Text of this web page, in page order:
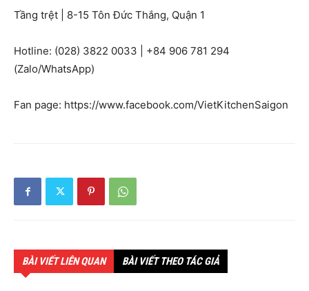
Tầng trệt | 8-15 Tôn Đức Thắng, Quận 1
Hotline: (028) 3822 0033 | +84 906 781 294
(Zalo/WhatsApp)
Fan page: https://www.facebook.com/VietKitchenSaigon
BÀI VIẾT LIÊN QUAN BÀI VIẾT THEO TÁC GIẢ